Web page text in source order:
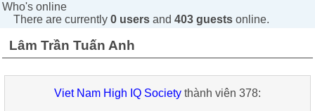
Who's online
There are currently 0 usersand 403 guestsonline.
Lâm Trần Tuấn Anh
Viet Nam High IQ Societythành viên 378: